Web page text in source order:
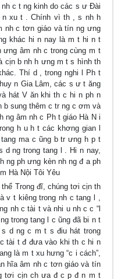
c t ng kinh do các s ư Đài
n xu t . Chính vì th , s nh h
nh c tơn giáo và tín ng ưng
khác hi n nay là m t hi n t
âm nh c trong cùng m t
cịn b nh h ưng m t s hình th
Thí d , trong nghi l Ph t
n Gia Lâm, các s ư t ăng
hát V ăn khi th c hi n ph n
b sung thêm c tr ng c ơm và
ng âm nh c Ph t giáo Hà N i
h u h t các khơng gian l
ma c ũng b tr ưng h p t
ng trong tang l . Hi n nay,
ng ph ưng kèn nh ng đ a ph
Hà Nội Tôi Yêu
thể Trong đĩ, chúng tơi cịn th
v t kiêng trong nh c tang l ,
nh c tài t và nhi u nh c c “l
trong tang l c ũng đã bi n t
d ng c m t s điu hát trong
tài t đ đưa vào khi th c hi n
là m t xu hưng “c i cách”,
hĩa âm nh c tơn giáo và tín
tơi cịn ch ưa đ c p đ n m t